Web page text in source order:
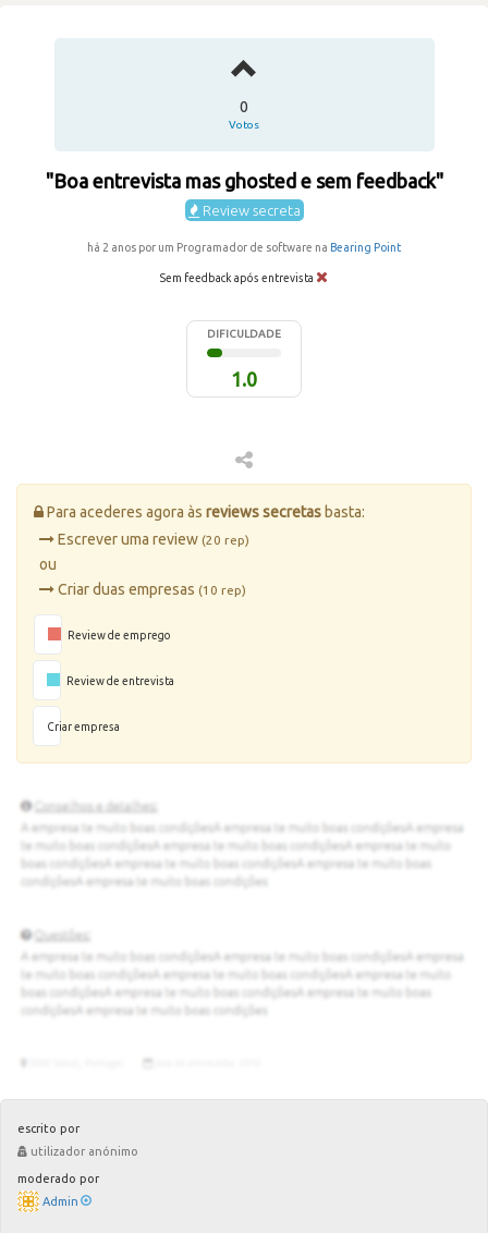
0
Votos
"Boa entrevista mas ghosted e sem feedback"
Review secreta
há 2 anos por um Programador de software na Bearing Point
Sem feedback após entrevista
DIFICULDADE
1.0
Para acederes agora às reviews secretas basta:
Escrever uma review (20 rep)
ou
Criar duas empresas (10 rep)
Review de emprego
Review de entrevista
Criar empresa
escrito por
utilizador anónimo
moderado por
Admin